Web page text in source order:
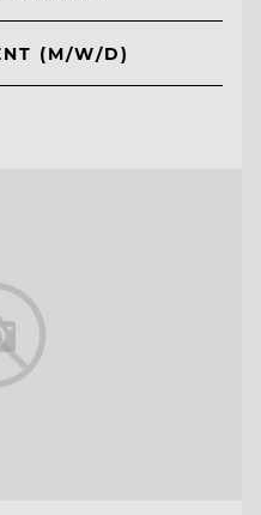
(M/W/D)